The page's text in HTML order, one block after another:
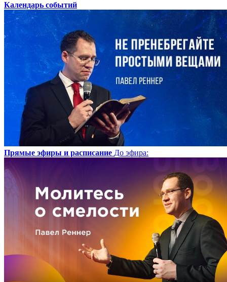
Календарь событий
Прямые эфиры и расписание До эфира: